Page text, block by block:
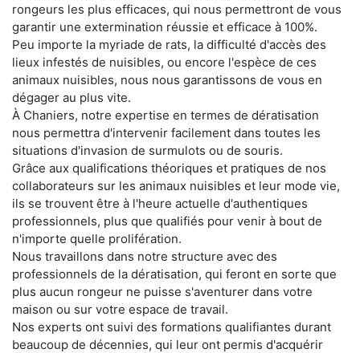
rongeurs les plus efficaces, qui nous permettront de vous
garantir une extermination réussie et efficace à 100%.
Peu importe la myriade de rats, la difficulté d'accès des
lieux infestés de nuisibles, ou encore l'espèce de ces
animaux nuisibles, nous nous garantissons de vous en
dégager au plus vite.
À Chaniers, notre expertise en termes de dératisation
nous permettra d'intervenir facilement dans toutes les
situations d'invasion de surmulots ou de souris.
Grâce aux qualifications théoriques et pratiques de nos
collaborateurs sur les animaux nuisibles et leur mode vie,
ils se trouvent être à l'heure actuelle d'authentiques
professionnels, plus que qualifiés pour venir à bout de
n'importe quelle prolifération.
Nous travaillons dans notre structure avec des
professionnels de la dératisation, qui feront en sorte que
plus aucun rongeur ne puisse s'aventurer dans votre
maison ou sur votre espace de travail.
Nos experts ont suivi des formations qualifiantes durant
beaucoup de décennies, qui leur ont permis d'acquérir